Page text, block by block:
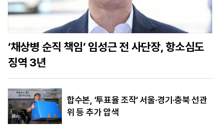
‘채상병 순직 책임’ 임성근 전 사단장, 항소심도
징역 3년
합수본, ‘투표율 조작’ 서울·경기·충북 선관
위 등 추가 압색